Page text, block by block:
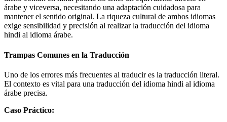
árabe y viceversa, necesitando una adaptación cuidadosa para
mantener el sentido original. La riqueza cultural de ambos idiomas
exige sensibilidad y precisión al realizar la traducción del idioma
hindi al idioma árabe.
Trampas Comunes en la Traducción
Uno de los errores más frecuentes al traducir es la traducción literal.
El contexto es vital para una traducción del idioma hindi al idioma
árabe precisa.
Caso Práctico: